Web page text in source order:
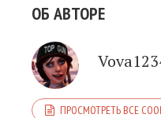
ОБ АВТОРЕ
ПРОСМОТРЕТЬ ВСЕ